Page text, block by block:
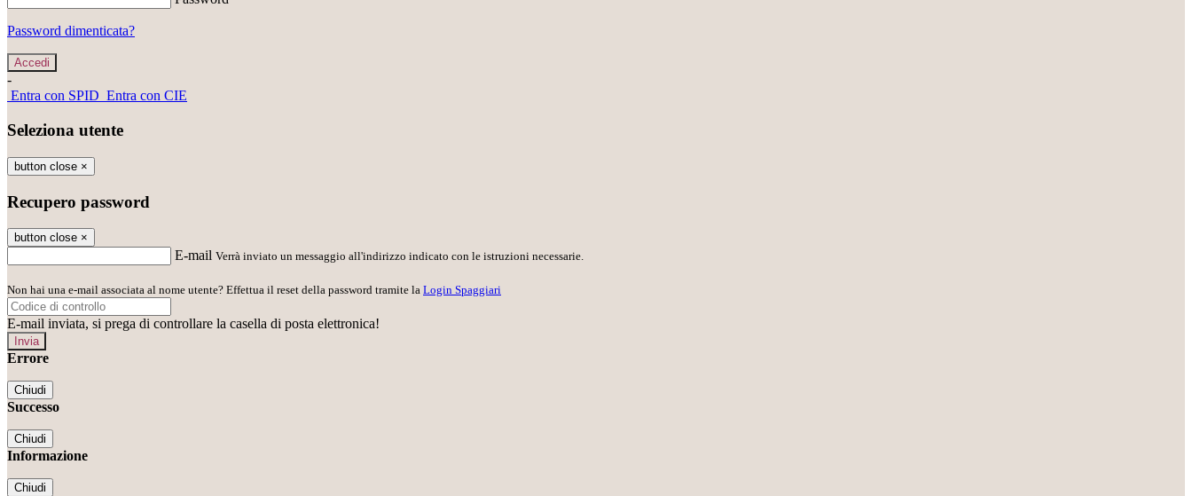
Password dimenticata?
-
Entra con SPID Entra con CIE
Seleziona utente
button close ×
Recupero password
button close ×
E-mail Verrà inviato un messaggio all'indirizzo indicato con le istruzioni necessarie.
Non hai una e-mail associata al nome utente? Effettua il reset della password tramite la Login Spaggiari
E-mail inviata, si prega di controllare la casella di posta elettronica!
Errore
Chiudi
Successo
Chiudi
Informazione
Chiudi